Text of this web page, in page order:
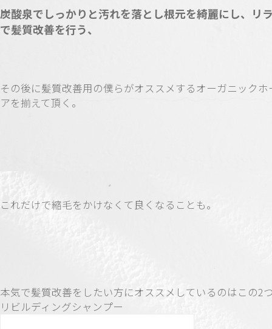
炭酸泉でしっかりと汚れを落とし根元を綺麗にし、リ
で髪質改善を行う、
その後に髪質改善用の僕らがオススメするオーガニックホ
アを揃えて頂く。
これだけで縮毛をかけなくて良くなることも。
本気で髪質改善をしたい方にオススメしているのはこの2
リビルディングシャンプー